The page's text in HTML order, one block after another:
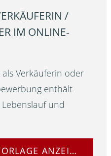
/
IM ONLINE-
Verkäuferin oder
enthält
und
ANZEIGEN